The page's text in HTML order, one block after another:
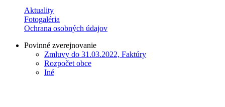
Aktuality
Fotogaléria
Ochrana osobných údajov
Povinné zverejnovanie
Zmluvy do 31.03.2022, Faktúry
Rozpočet obce
Iné